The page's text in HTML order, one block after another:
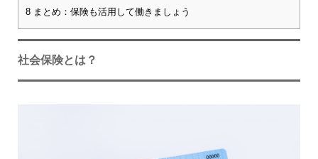
8まとめ：保険も活用して働きましょう
社会保険とは？